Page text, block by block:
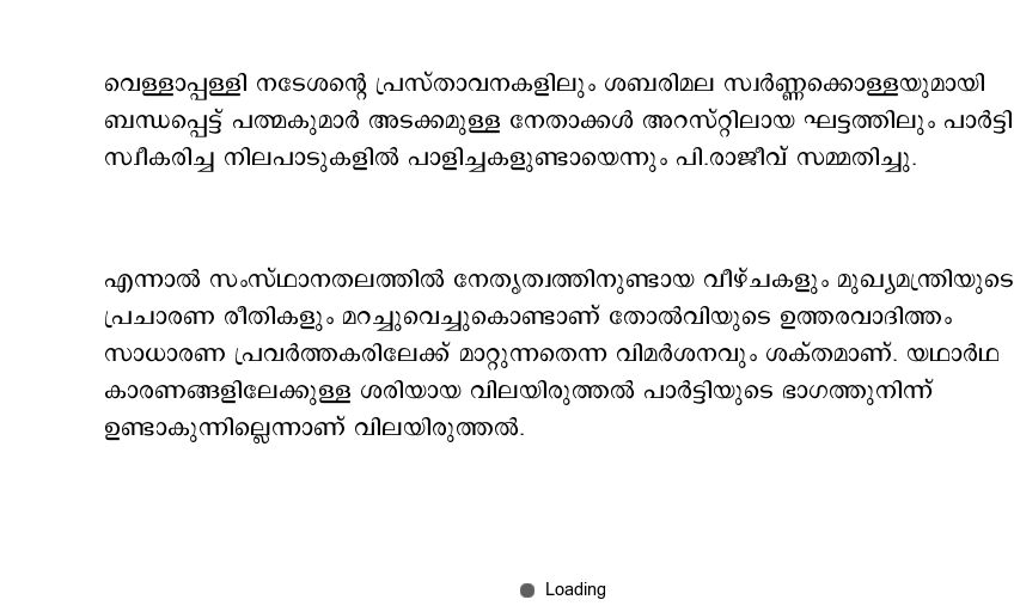
വെള്ളാപ്പള്ളി നടേശന്റെ പ്രസ്താവനകളിലും ശബരിമല സ്വർണ്ണക്കൊള്ളയുമായി
ബന്ധപ്പെട്ട് പത്മകുമാർ അടക്കമുള്ള നേതാക്കൾ അറസ്റ്റിലായ ഘട്ടത്തിലും പാർട്ടി
സ്വീകരിച്ച നിലപാടുകളിൽ പാളിച്ചകളുണ്ടായെന്നും പി.രാജീവ് സമ്മതിച്ചു.
എന്നാൽ സംസ്ഥാനതലത്തിൽ നേതൃത്വത്തിനുണ്ടായ വീഴ്ചകളും മുഖ്യമന്ത്രിയുടെ
പ്രചാരണ രീതികളും മറച്ചുവെച്ചുകൊണ്ടാണ് തോൽവിയുടെ ഉത്തരവാദിത്തം
സാധാരണ പ്രവർത്തകരിലേക്ക് മാറ്റുന്നതെന്ന വിമർശനവും ശക്തമാണ്. യഥാർഥ
കാരണങ്ങളിലേക്കുള്ള ശരിയായ വിലയിരുത്തൽ പാർട്ടിയുടെ ഭാഗത്തുനിന്ന്
ഉണ്ടാകുന്നില്ലെന്നാണ് വിലയിരുത്തൽ.